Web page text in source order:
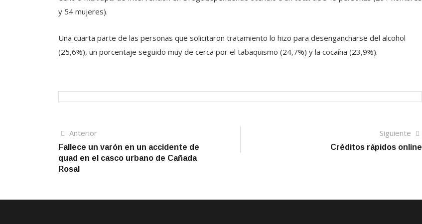
y 54 mujeres).
Una cuarta parte de las personas que solicitaron tratamiento lo hizo para desengancharse del alcohol
(25,6%), un porcentaje seguido muy de cerca por el tabaquismo (24,7%) y la cocaína (23,9%).
Navegación
de
entradas
AnteriorArtículo
anterior
Fallece un varón en un accidente de
quad en el casco urbano de Cañada
Rosal
Siguiente
Créditos rápidos online